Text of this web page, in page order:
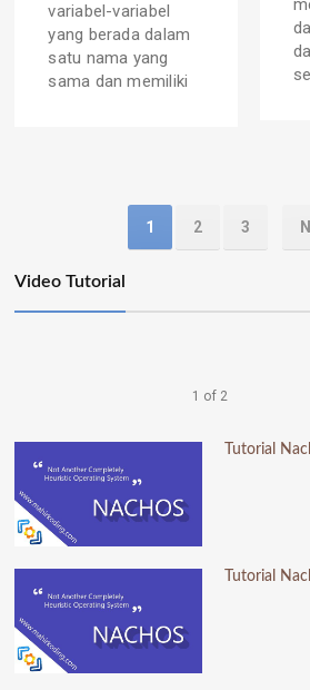
variabel-variabel
yang berada dalam
satu nama yang
sama dan memiliki
1 2 3
Video Tutorial
1 of 2
Tutorial
Tutorial